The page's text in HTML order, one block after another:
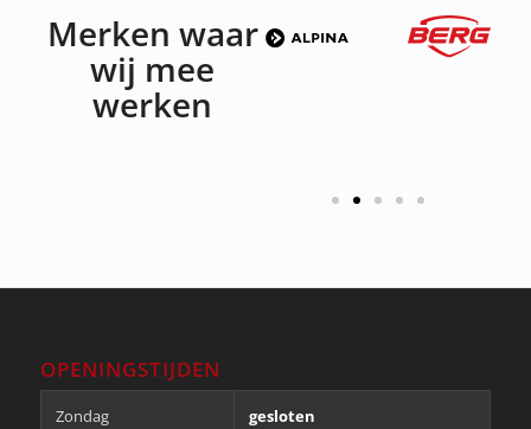
Merken waar
wij mee
werken
OPENINGSTIJDEN
Zondag gesloten